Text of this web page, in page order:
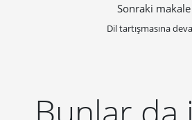
Sonraki makale
Dil tartışmasına